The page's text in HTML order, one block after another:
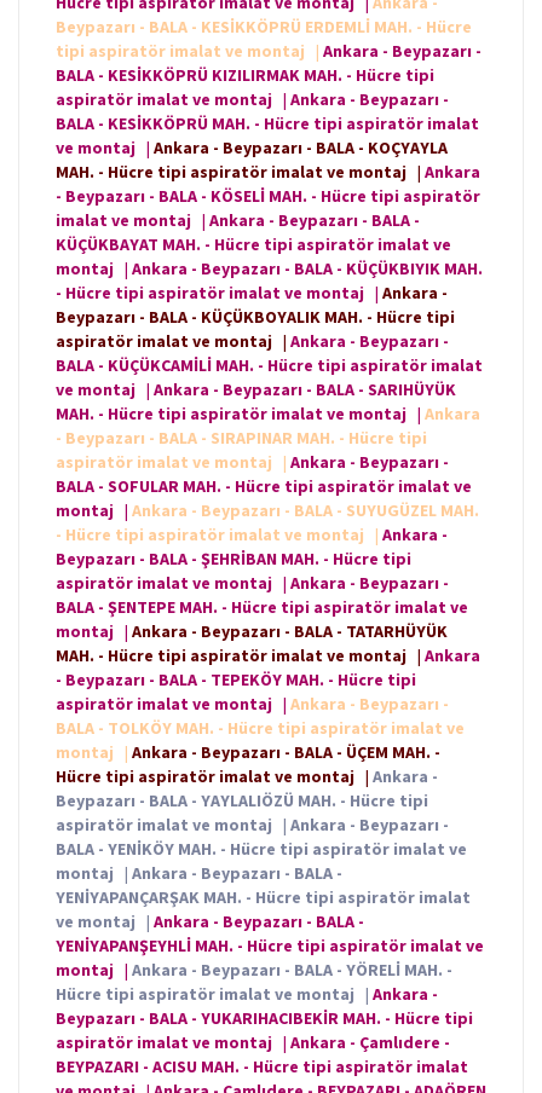
Beypazarı - BALA - KESİKKÖPRÜ ERDEMLİ MAH. - Hücre
tipi aspiratör imalat ve montaj
| Ankara - Beypazarı -
BALA - KESİKKÖPRÜ KIZILIRMAK MAH. - Hücre tipi
aspiratör imalat ve montaj | Ankara - Beypazarı -
BALA - KESİKKÖPRÜ MAH. - Hücre tipi aspiratör imalat
ve montaj | Ankara - Beypazarı - BALA - KOÇYAYLA
MAH. - Hücre tipi aspiratör imalat ve montaj | Ankara
- Beypazarı - BALA - KÖSELİ MAH. - Hücre tipi aspiratör
imalat ve montaj | Ankara - Beypazarı - BALA -
KÜÇÜKBAYAT MAH. - Hücre tipi aspiratör imalat ve
montaj | Ankara - Beypazarı - BALA - KÜÇÜKBIYIK MAH.
- Hücre tipi aspiratör imalat ve montaj | Ankara -
Beypazarı - BALA - KÜÇÜKBOYALIK MAH. - Hücre tipi
aspiratör imalat ve montaj | Ankara - Beypazarı -
BALA - KÜÇÜKCAMİLİ MAH. - Hücre tipi aspiratör imalat
ve montaj | Ankara - Beypazarı - BALA - SARIHÜYÜK
MAH. - Hücre tipi aspiratör imalat ve montaj | Ankara
- Beypazarı - BALA - SIRAPINAR MAH. - Hücre tipi
aspiratör imalat ve montaj
| Ankara - Beypazarı -
BALA - SOFULAR MAH. - Hücre tipi aspiratör imalat ve
montaj | Ankara - Beypazarı - BALA - SUYUGÜZEL MAH.
- Hücre tipi aspiratör imalat ve montaj
| Ankara -
Beypazarı - BALA - ŞEHRİBAN MAH. - Hücre tipi
aspiratör imalat ve montaj | Ankara - Beypazarı -
BALA - ŞENTEPE MAH. - Hücre tipi aspiratör imalat ve
montaj | Ankara - Beypazarı - BALA - TATARHÜYÜK
MAH. - Hücre tipi aspiratör imalat ve montaj | Ankara
- Beypazarı - BALA - TEPEKÖY MAH. - Hücre tipi
aspiratör imalat ve montaj | Ankara - Beypazarı -
BALA - TOLKÖY MAH. - Hücre tipi aspiratör imalat ve
montaj
| Ankara - Beypazarı - BALA - ÜÇEM MAH. -
Hücre tipi aspiratör imalat ve montaj | Ankara -
Beypazarı - BALA - YAYLALIÖZÜ MAH. - Hücre tipi
aspiratör imalat ve montaj | Ankara - Beypazarı -
BALA - YENİKÖY MAH. - Hücre tipi aspiratör imalat ve
montaj | Ankara - Beypazarı - BALA -
YENİYAPANÇARŞAK MAH. - Hücre tipi aspiratör imalat
ve montaj | Ankara - Beypazarı - BALA -
YENİYAPANŞEYHLİ MAH. - Hücre tipi aspiratör imalat ve
montaj | Ankara - Beypazarı - BALA - YÖRELİ MAH. -
Hücre tipi aspiratör imalat ve montaj | Ankara -
Beypazarı - BALA - YUKARIHACIBEKİR MAH. - Hücre tipi
aspiratör imalat ve montaj | Ankara - Çamlıdere -
BEYPAZARI - ACISU MAH. - Hücre tipi aspiratör imalat